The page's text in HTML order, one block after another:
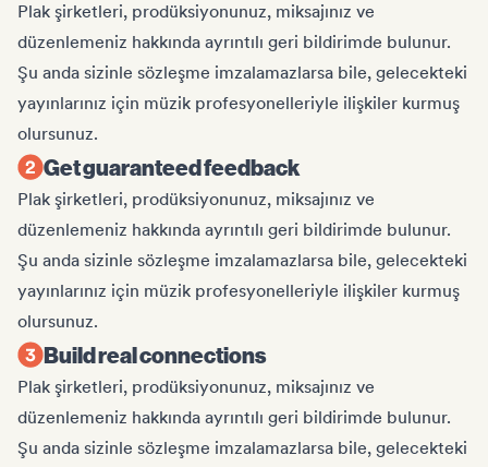
Plak şirketleri, prodüksiyonunuz, miksajınız ve
düzenlemeniz hakkında ayrıntılı geri bildirimde bulunur.
Şu anda sizinle sözleşme imzalamazlarsa bile, gelecekteki
yayınlarınız için müzik profesyonelleriyle ilişkiler kurmuş
olursunuz.
Get guaranteed feedback
Plak şirketleri, prodüksiyonunuz, miksajınız ve
düzenlemeniz hakkında ayrıntılı geri bildirimde bulunur.
Şu anda sizinle sözleşme imzalamazlarsa bile, gelecekteki
yayınlarınız için müzik profesyonelleriyle ilişkiler kurmuş
olursunuz.
Build real connections
Plak şirketleri, prodüksiyonunuz, miksajınız ve
düzenlemeniz hakkında ayrıntılı geri bildirimde bulunur.
Şu anda sizinle sözleşme imzalamazlarsa bile, gelecekteki